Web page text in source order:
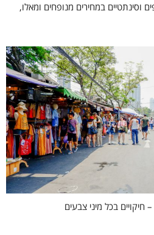
וסינתטיים במחירים מנופחים ומאלו,
בכל מיני צבעים